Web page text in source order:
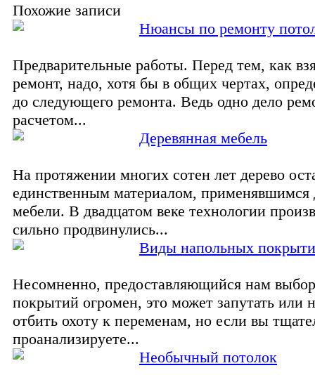
Похожие записи
Нюансы по ремонту
Предварительные работы. Перед тем, как
ремонт, надо, хотя бы в общих чертах,
до следующего ремонта. Ведь одно дело
расчетом...
Деревянная мебель
На протяжении многих сотен лет дерево
единственным материалом, применявшимся
мебели. В двадцатом веке технологии
сильно продвинулись...
Виды напольных
Несомненно, предоставляющийся нам
покрытий огромен, это может запутать или
отбить охоту к переменам, но если вы
проанализируете...
Необычный потолок